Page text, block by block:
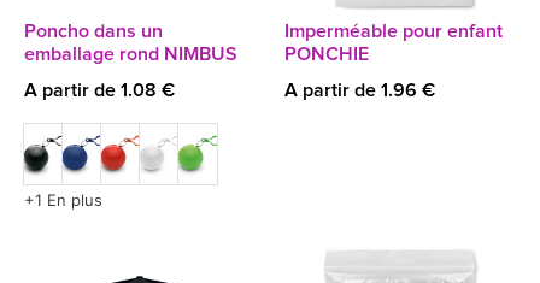
Poncho dans un
emballage rond NIMBUS
A partir de 1.08 €
+1 En plus
Imperméable pour enfant
PONCHIE
A partir de 1.96 €